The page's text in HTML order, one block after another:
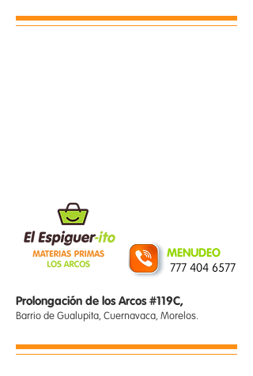
MENUDEO
777 404 6577
Prolongación de los Arcos #119C,
Barrio de Gualupita, Cuernavaca, Morelos.